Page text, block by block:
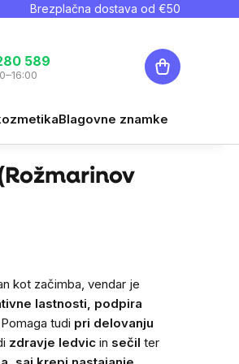
Brezplačna dostava od €50
589 Košarica
Blagovne znamke
kot začimba, vendar je
lastnosti, podpira
tudi pri delovanju
zdravje ledvic in sečil ter